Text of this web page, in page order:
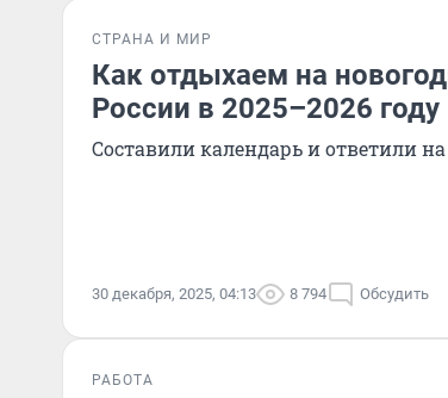
СТРАНА И МИР
Как отдыхаем на
России в 2025–2026 году
Составили календарь и ответили
30 декабря, 2025, 04:13 8 794 Обсудить
РАБОТА